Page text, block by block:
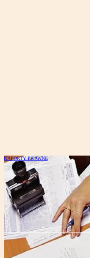
RAPORTY PRAWNE
Jak prowadzić
przychodów i
specjalny